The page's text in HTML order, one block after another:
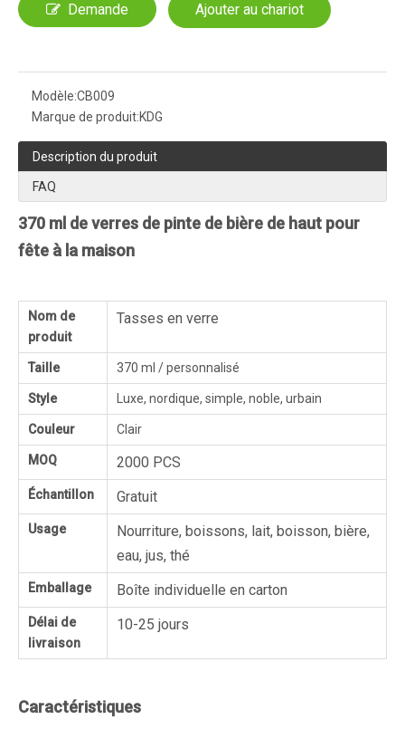
Demande Ajouter au chariot
Modèle:CB009
Marque de produit:KDG
Description du produit
FAQ
370 ml de verres de pinte de bière de haut pour
fête à la maison
Nom de
produit
Tasses en verre
Taille 370 ml / personnalisé
Style Luxe, nordique, simple, noble, urbain
Couleur Clair
MOQ 2000 PCS
Échantillon Gratuit
Usage
Nourriture, boissons, lait, boisson, bière,
eau, jus, thé
Emballage Boîte individuelle en carton
Délai de
livraison
10-25 jours
Caractéristiques